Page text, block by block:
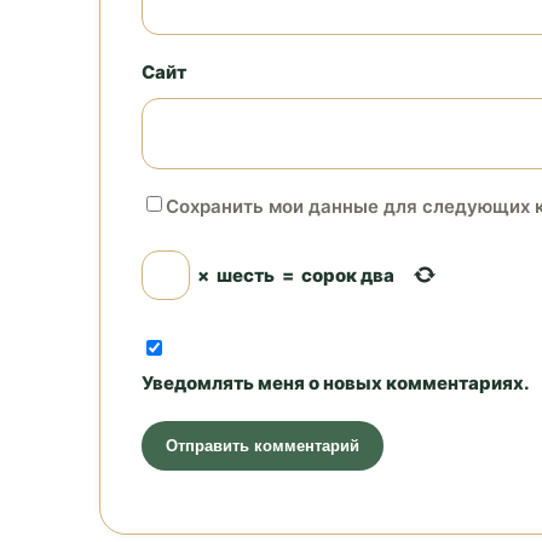
Сайт
Сохранить мои данные для следующих
× шесть = сорок два
Уведомлять меня о новых комментариях.